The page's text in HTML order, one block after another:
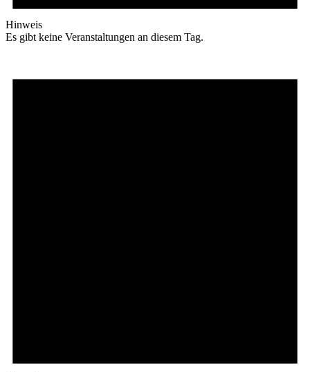
Hinweis
Es gibt keine Veranstaltungen an diesem Tag.